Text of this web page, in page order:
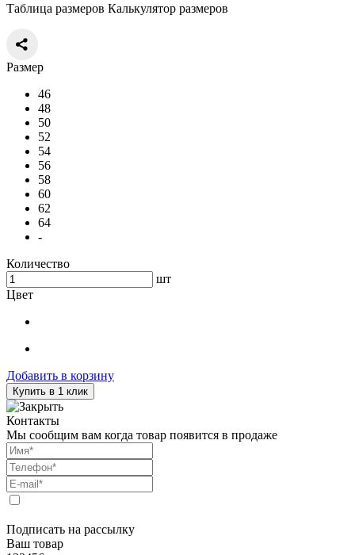
Таблица размеров Калькулятор размеров
Размер
46
48
50
52
54
56
58
60
62
64
-
Количество
шт
Цвет
Добавить в корзину
Купить в 1 клик
Контакты
Мы сообщим вам когда товар появится в продаже
Подписать на рассылку
Ваш товар